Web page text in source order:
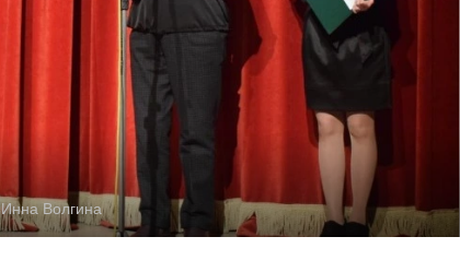
Инна Волгина